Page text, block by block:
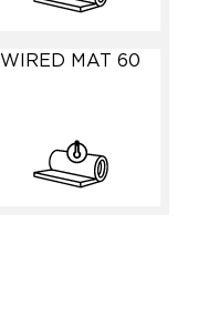
WIRED MAT 60